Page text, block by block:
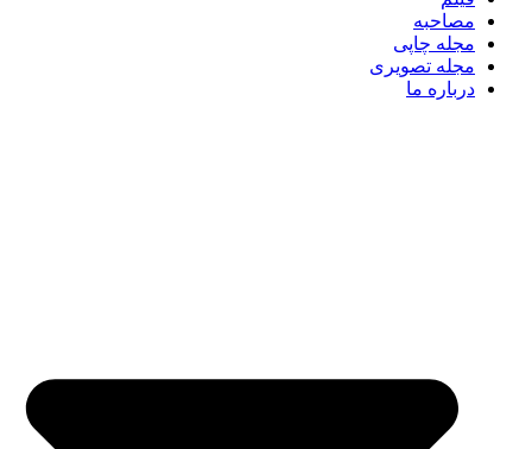
مصاحبه
مجله چاپی
مجله تصویری
درباره ما